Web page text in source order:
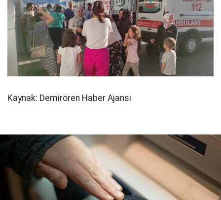
Kaynak: Demirören Haber Ajansı